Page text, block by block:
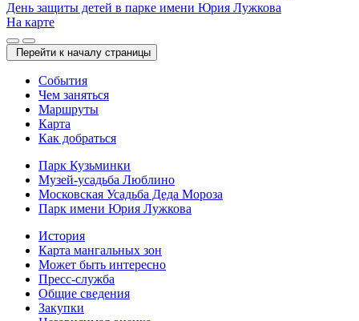
День защиты детей в парке имени Юрия Лужкова
На карте
Перейти к началу страницы
Cобытия
Чем заняться
Маршруты
Карта
Как добраться
Парк Кузьминки
Музей-усадьба Люблино
Московская Усадьба Деда Мороза
Парк имени Юрия Лужкова
История
Карта мангальных зон
Может быть интересно
Пресс-служба
Общие сведения
Закупки